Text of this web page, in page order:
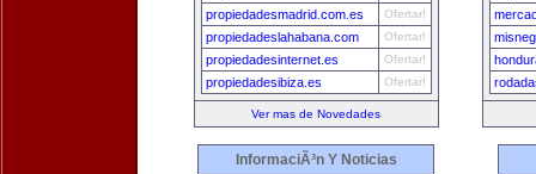
propiedadesmadrid.com.es Ofertar!
propiedadeslahabana.com Ofertar!
propiedadesinternet.es Ofertar!
propiedadesibiza.es Ofertar!
Ver mas de Novedades
InformaciÃ³n Y Noticias